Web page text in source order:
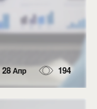
28 Апр 194